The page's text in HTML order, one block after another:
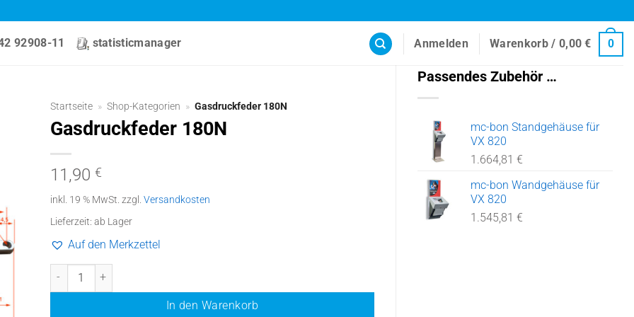
92908-11 statisticmanager Anmelden Warenkorb / 0,00€ 0
Passendes Zubehör …
mc-bon Standgehäuse für
VX 820
1.664,81 €
mc-bon Wandgehäuse für
VX 820
1.545,81 €
Startseite » Shop-Kategorien » Gasdruckfeder 180N
Gasdruckfeder 180N
11,90 €
inkl. 19 % MwSt. zzgl. Versandkosten
Lieferzeit: ab Lager
Auf den Merkzettel
Gasdruckfeder 180N Menge
In den Warenkorb